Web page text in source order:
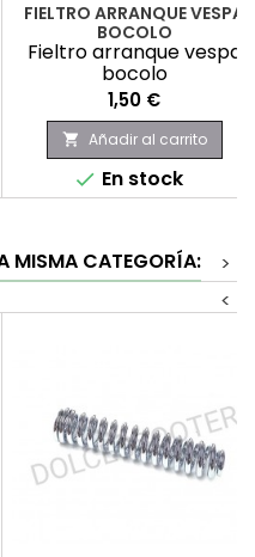
FIELTRO ARRANQUE VESPA
BOCOLO
Fieltro arranque vespa
bocolo
Precio
1,50 €
 Añadir al carrito
 En stock
MISMA CATEGORÍA:
>
<